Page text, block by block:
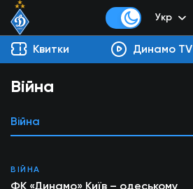
Укр
Квитки Динамо TV
Війна
Війна
ВІЙНА
ФК «Динамо» Київ – одеському